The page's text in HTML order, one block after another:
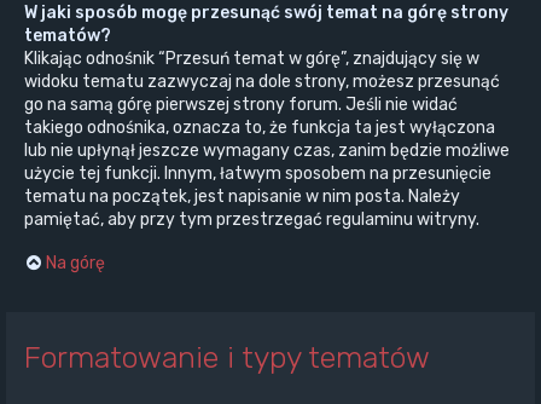
W jaki sposób mogę przesunąć swój temat na górę strony
tematów?
Klikając odnośnik “Przesuń temat w górę”, znajdujący się w
widoku tematu zazwyczaj na dole strony, możesz przesunąć
go na samą górę pierwszej strony forum. Jeśli nie widać
takiego odnośnika, oznacza to, że funkcja ta jest wyłączona
lub nie upłynął jeszcze wymagany czas, zanim będzie możliwe
użycie tej funkcji. Innym, łatwym sposobem na przesunięcie
tematu na początek, jest napisanie w nim posta. Należy
pamiętać, aby przy tym przestrzegać regulaminu witryny.
Na górę
Formatowanie i typy tematów